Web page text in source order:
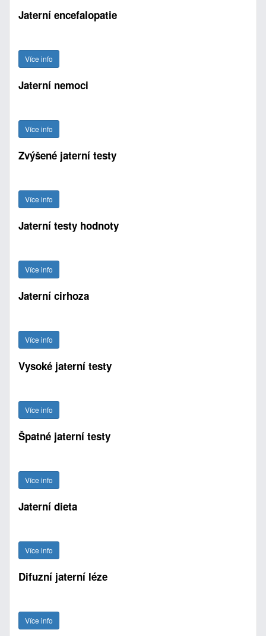
Jaterní encefalopatie
Více info
Jaterní nemoci
Více info
Zvýšené jaterní testy
Více info
Jaterní testy hodnoty
Více info
Jaterní cirhoza
Více info
Vysoké jaterní testy
Více info
Špatné jaterní testy
Více info
Jaterní dieta
Více info
Difuzní jaterní léze
Více info